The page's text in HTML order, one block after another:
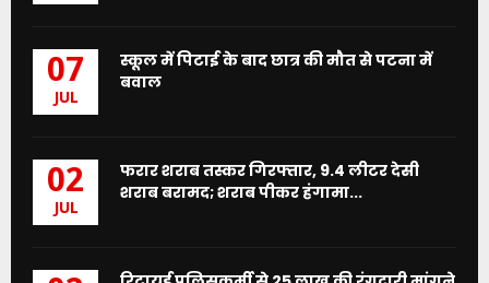
07
JUL
स्कूल में पिटाई के बाद छात्र की मौत से पटना में
बवाल
02
JUL
फरार शराब तस्कर गिरफ्तार, 9.4 लीटर देसी
शराब बरामद; शराब पीकर हंगामा...